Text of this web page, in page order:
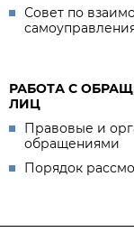
Совет по
РАБОТА С
ЛИЦ
Правовые и
обращениями
Порядок